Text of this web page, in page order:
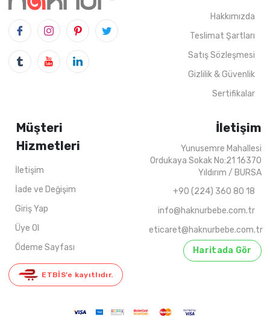
1-2-3-4
Hakkımızda
Teslimat Şartları
Satış Sözleşmesi
Gizlilik & Güvenlik
Sertifikalar
Müşteri
Hizmetleri
İletişim
İade ve Değişim
Giriş Yap
Üye Ol
Ödeme Sayfası
ETBİS’e kayıtlıdır.
İletişim
Yunusemre Mahallesi
Ordukaya Sokak No:21 16370
Yıldırım / BURSA
+90 (224) 360 80 18
info@haknurbebe.com.tr
eticaret@haknurbebe.com.tr
Haritada Gör